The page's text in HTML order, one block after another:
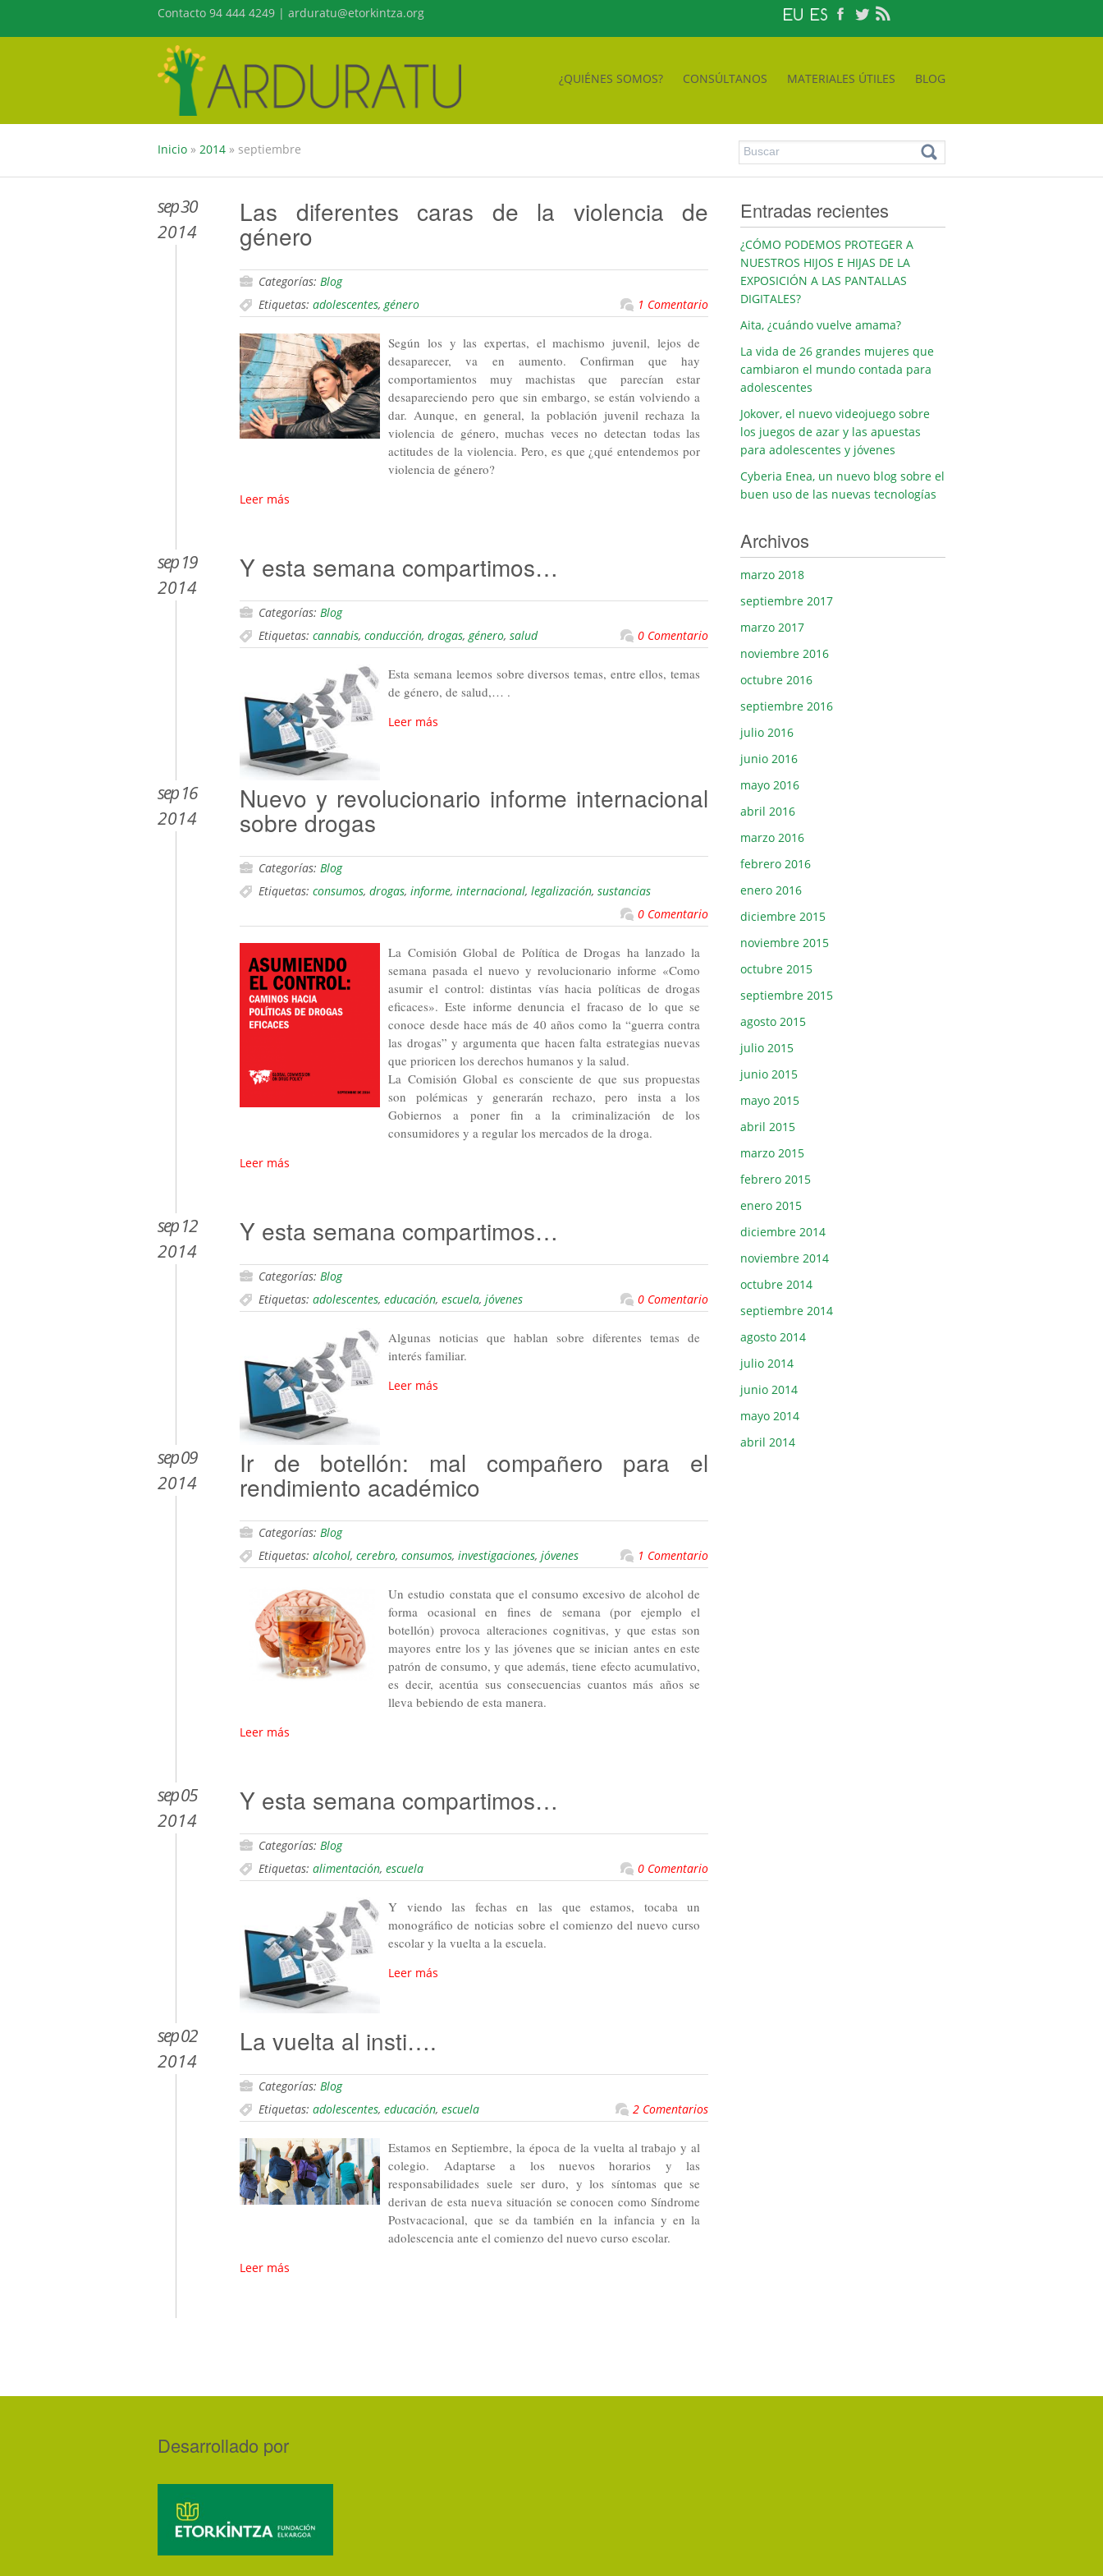
Contacto 94 444 4249 | arduratu@etorkintza.org
¿QUIÉNES SOMOS? CONSÚLTANOS MATERIALES ÚTILES BLOG
Inicio » 2014 » septiembre
sep 30
2014
Las diferentes caras de la violencia de
género
Categorías: Blog
Etiquetas: adolescentes,género 1 Comentario
Según los y las expertas, el machismo juvenil, lejos de
desaparecer, va en aumento. Confirman que hay
comportamientos muy machistas que parecían estar
desapareciendo pero que sin embargo, se están volviendo a
dar. Aunque, en general, la población juvenil rechaza la
violencia de género, muchas veces no detectan todas las
actitudes de la violencia. Pero, es que ¿qué entendemos por
violencia de género?
Leer más
sep 19
2014
Y esta semana compartimos…
Categorías: Blog
Etiquetas: cannabis, conducción, drogas,género, salud 0 Comentario
Esta semana leemos sobre diversos temas, entre ellos, temas
de género, de salud,… .
Leer más
sep 16
2014
Nuevo y revolucionario informe internacional
sobre drogas
Categorías: Blog
Etiquetas: consumos, drogas, informe, internacional, legalización, sustancias
0 Comentario
La Comisión Global de Política de Drogas ha lanzado la
semana pasada el nuevo y revolucionario informe «Como
asumir el control: distintas vías hacia políticas de drogas
eficaces». Este informe denuncia el fracaso de lo que se
conoce desde hace más de 40 años como la “guerra contra
las drogas” y argumenta que hacen falta estrategias nuevas
que prioricen los derechos humanos y la salud.
La Comisión Global es consciente de que sus propuestas
son polémicas y generarán rechazo, pero insta a los
Gobiernos a poner fin a la criminalización de los
consumidores y a regular los mercados de la droga.
Leer más
sep 12
2014
Y esta semana compartimos…
Categorías: Blog
Etiquetas: adolescentes, educación, escuela, jóvenes 0 Comentario
Algunas noticias que hablan sobre diferentes temas de
interés familiar.
Leer más
sep 09
2014
Ir de botellón: mal compañero para el
rendimiento académico
Categorías: Blog
Etiquetas: alcohol, cerebro, consumos, investigaciones, jóvenes 1 Comentario
Un estudio constata que el consumo excesivo de alcohol de
forma ocasional en fines de semana (por ejemplo el
botellón) provoca alteraciones cognitivas, y que estas son
mayores entre los y las jóvenes que se inician antes en este
patrón de consumo, y que además, tiene efecto acumulativo,
es decir, acentúa sus consecuencias cuantos más años se
lleva bebiendo de esta manera.
Leer más
sep 05
2014
Y esta semana compartimos…
Categorías: Blog
Etiquetas: alimentación, escuela 0 Comentario
Y viendo las fechas en las que estamos, tocaba un
monográfico de noticias sobre el comienzo del nuevo curso
escolar y la vuelta a la escuela.
Leer más
sep 02
2014
La vuelta al insti….
Categorías: Blog
Etiquetas: adolescentes, educación, escuela 2 Comentarios
Estamos en Septiembre, la época de la vuelta al trabajo y al
colegio. Adaptarse a los nuevos horarios y las
responsabilidades suele ser duro, y los síntomas que se
derivan de esta nueva situación se conocen como Síndrome
Postvacacional, que se da también en la infancia y en la
adolescencia ante el comienzo del nuevo curso escolar.
Leer más
Entradas recientes
¿CÓMO PODEMOS PROTEGER A
NUESTROS HIJOS E HIJAS DE LA
EXPOSICIÓN A LAS PANTALLAS
DIGITALES?
Aita, ¿cuándo vuelve amama?
La vida de 26 grandes mujeres que
cambiaron el mundo contada para
adolescentes
Jokover, el nuevo videojuego sobre
los juegos de azar y las apuestas
para adolescentes y jóvenes
Cyberia Enea, un nuevo blog sobre el
buen uso de las nuevas tecnologías
Archivos
marzo 2018
septiembre 2017
marzo 2017
noviembre 2016
octubre 2016
septiembre 2016
julio 2016
junio 2016
mayo 2016
abril 2016
marzo 2016
febrero 2016
enero 2016
diciembre 2015
noviembre 2015
octubre 2015
septiembre 2015
agosto 2015
julio 2015
junio 2015
mayo 2015
abril 2015
marzo 2015
febrero 2015
enero 2015
diciembre 2014
noviembre 2014
octubre 2014
septiembre 2014
agosto 2014
julio 2014
junio 2014
mayo 2014
abril 2014
Desarrollado por